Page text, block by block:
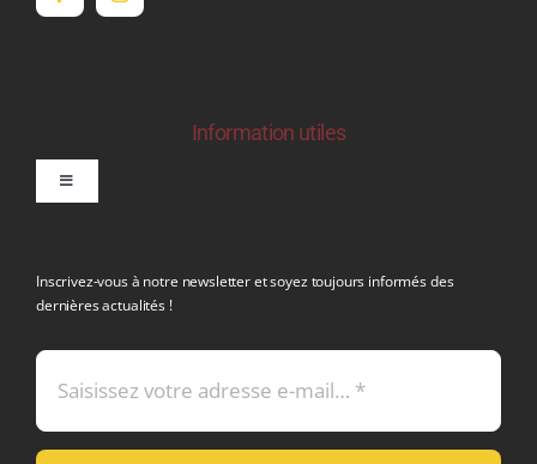
Information utiles
Toggle
Mentions légales
Inscrivez-vous à notre newsletter et soyez toujours informés des
dernières actualités !